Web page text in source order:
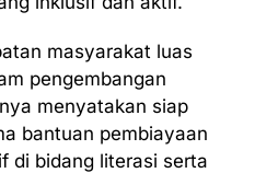
masyarakat luas
pengembangan
menyatakan siap
bantuan pembiayaan
di bidang literasi serta